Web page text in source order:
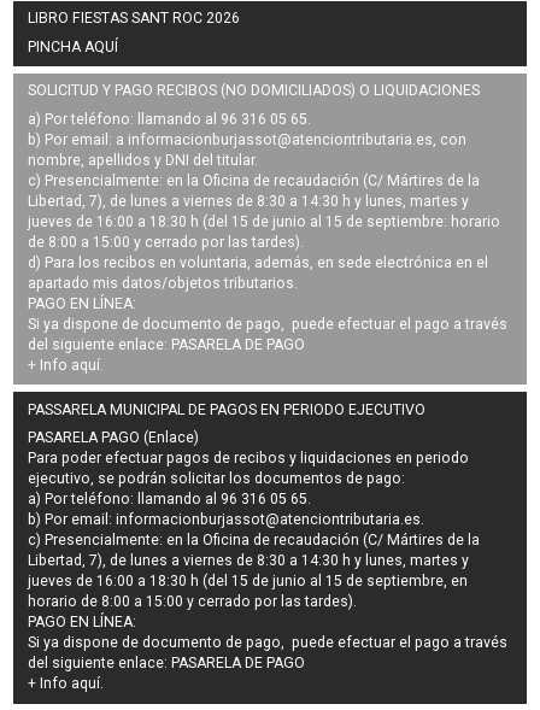
LIBRO FIESTAS SANT ROC 2026
PINCHA AQUÍ
SOLICITUD Y PAGO RECIBOS (NO DOMICILIADOS) O LIQUIDACIONES
a) Por teléfono: llamando al 96 316 05 65.
b) Por email: a informacionburjassot@atenciontributaria.es, con
nombre, apellidos y DNI del titular.
c) Presencialmente: en la Oficina de recaudación (C/ Mártires de la
Libertad, 7), de lunes a viernes de 8:30 a 14:30 h y lunes, martes y
jueves de 16:00 a 18:30 h (del 15 de junio al 15 de septiembre: horario
de 8:00 a 15:00 y cerrado por las tardes).
d) Para los recibos en voluntaria, además, en sede electrónica en el
apartado mis datos/objetos tributarios.
PAGO EN LÍNEA:
Si ya dispone de documento de pago, puede efectuar el pago a través
del siguiente enlace: PASARELA DE PAGO
+ Info aquí.
PASSARELA MUNICIPAL DE PAGOS EN PERIODO EJECUTIVO
PASARELA PAGO (Enlace)
Para poder efectuar pagos derecibos y liquidaciones en periodo
ejecutivo, se podrán solicitar los documentos de pago:
a) Por teléfono: llamando al 96 316 05 65.
b) Por email:informacionburjassot@atenciontributaria.es.
c) Presencialmente: en la Oficina de recaudación (C/ Mártires de la
Libertad, 7), de lunes a viernes de 8:30 a 14:30 h y lunes, martes y
jueves de 16:00 a 18:30 h (del 15 de junio al 15 de septiembre, en
horario de 8:00 a 15:00 y cerrado por las tardes).
PAGO EN LÍNEA:
Si ya dispone de documento de pago, puede efectuar el pago a través
del siguiente enlace: PASARELA DE PAGO
+ Info aquí.